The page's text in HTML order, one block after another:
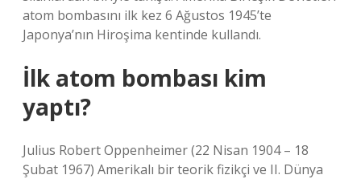
atom bombasını ilk kez 6 Ağustos 1945’te
Japonya’nın Hiroşima kentinde kullandı.
İlk atom bombası kim
yaptı?
Julius Robert Oppenheimer (22 Nisan 1904 – 18
Şubat 1967) Amerikalı bir teorik fizikçi ve II. Dünya